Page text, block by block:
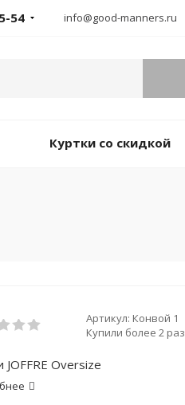
54 info@good-manners.ru
Куртки со скидкой
Артикул: Конвой 1
Купили более 2 раз
JOFFRE Oversize